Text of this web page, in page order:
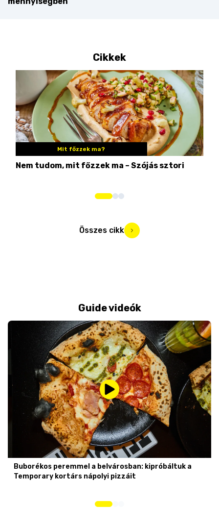
Cikkek
Mit főzzek ma?
Nem tudom, mit főzzek ma – Szójás sztori
Összes cikk
Guide videók
Buborékos peremmel a belvárosban: kipróbáltuk a
Temporary kortárs nápolyi pizzáit